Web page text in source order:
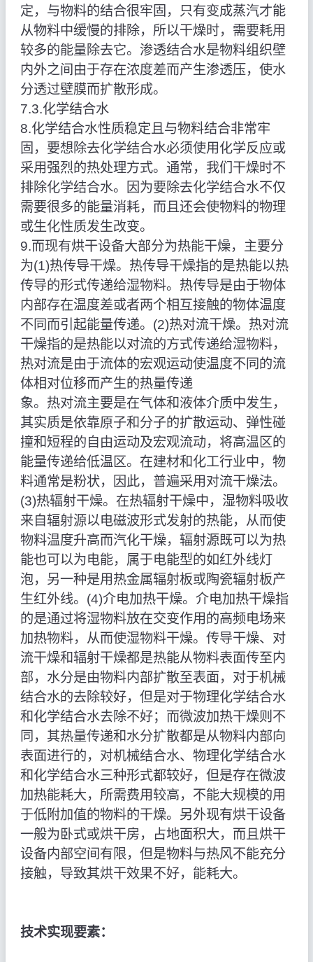
定，与物料的结合很牢固，只有变成蒸汽才能
从物料中缓慢的排除，所以干燥时，需要耗用
较多的能量除去它。渗透结合水是物料组织壁
内外之间由于存在浓度差而产生渗透压，使水
分透过壁膜而扩散形成。
7.3.化学结合水
8.化学结合水性质稳定且与物料结合非常牢
固，要想除去化学结合水必须使用化学反应或
采用强烈的热处理方式。通常，我们干燥时不
排除化学结合水。因为要除去化学结合水不仅
需要很多的能量消耗，而且还会使物料的物理
或生化性质发生改变。
9.而现有烘干设备大部分为热能干燥，主要分
为(1)热传导干燥。热传导干燥指的是热能以热
传导的形式传递给湿物料。热传导是由于物体
内部存在温度差或者两个相互接触的物体温度
不同而引起能量传递。(2)热对流干燥。热对流
干燥指的是热能以对流的方式传递给湿物料，
热对流是由于流体的宏观运动使温度不同的流
体相对位移而产生的热量传递
象。热对流主要是在气体和液体介质中发生，
其实质是依靠原子和分子的扩散运动、弹性碰
撞和短程的自由运动及宏观流动，将高温区的
能量传递给低温区。在建材和化工行业中，物
料通常是粉状，因此，普遍采用对流干燥法。
(3)热辐射干燥。在热辐射干燥中，湿物料吸收
来自辐射源以电磁波形式发射的热能，从而使
物料温度升高而汽化干燥，辐射源既可以为热
能也可以为电能，属于电能型的如红外线灯
泡，另一种是用热金属辐射板或陶瓷辐射板产
生红外线。(4)介电加热干燥。介电加热干燥指
的是通过将湿物料放在交变作用的高频电场来
加热物料，从而使湿物料干燥。传导干燥、对
流干燥和辐射干燥都是热能从物料表面传至内
部，水分是由物料内部扩散至表面，对于机械
结合水的去除较好，但是对于物理化学结合水
和化学结合水去除不好；而微波加热干燥则不
同，其热量传递和水分扩散都是从物料内部向
表面进行的，对机械结合水、物理化学结合水
和化学结合水三种形式都较好，但是存在微波
加热能耗大，所需费用较高，不能大规模的用
于低附加值的物料的干燥。另外现有烘干设备
一般为卧式或烘干房，占地面积大，而且烘干
设备内部空间有限，但是物料与热风不能充分
接触，导致其烘干效果不好，能耗大。
技术实现要素：